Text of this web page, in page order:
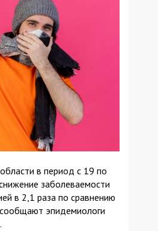
в период с 19 по
заболеваемости
в 2,1 раза по сравнению
эпидемиологи